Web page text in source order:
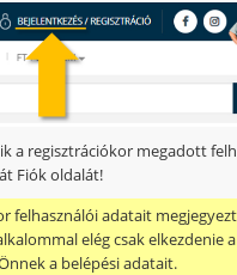
a regisztrációkor megadott
Fiók oldalát!
felhasználói adatait
elég csak elkezdenie
a belépési adatait.